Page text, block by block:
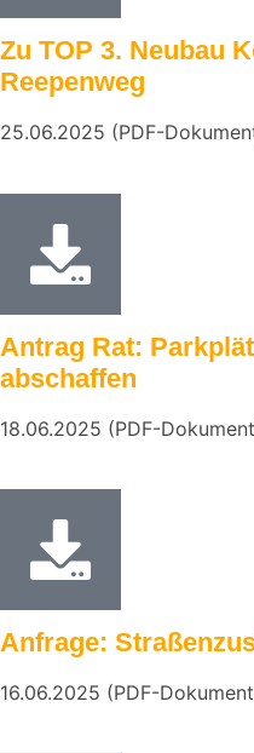
Zu TOP 3. Neubau
Reepenweg
25.06.2025 (PDF-
Antrag Rat:
abschaffen
18.06.2025 (PDF-
Anfrage:
16.06.2025 (PDF-